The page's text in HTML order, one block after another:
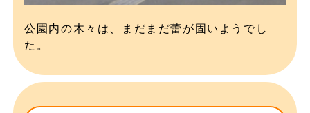
公園内の木々は、まだまだ蕾が固いようでし
た。